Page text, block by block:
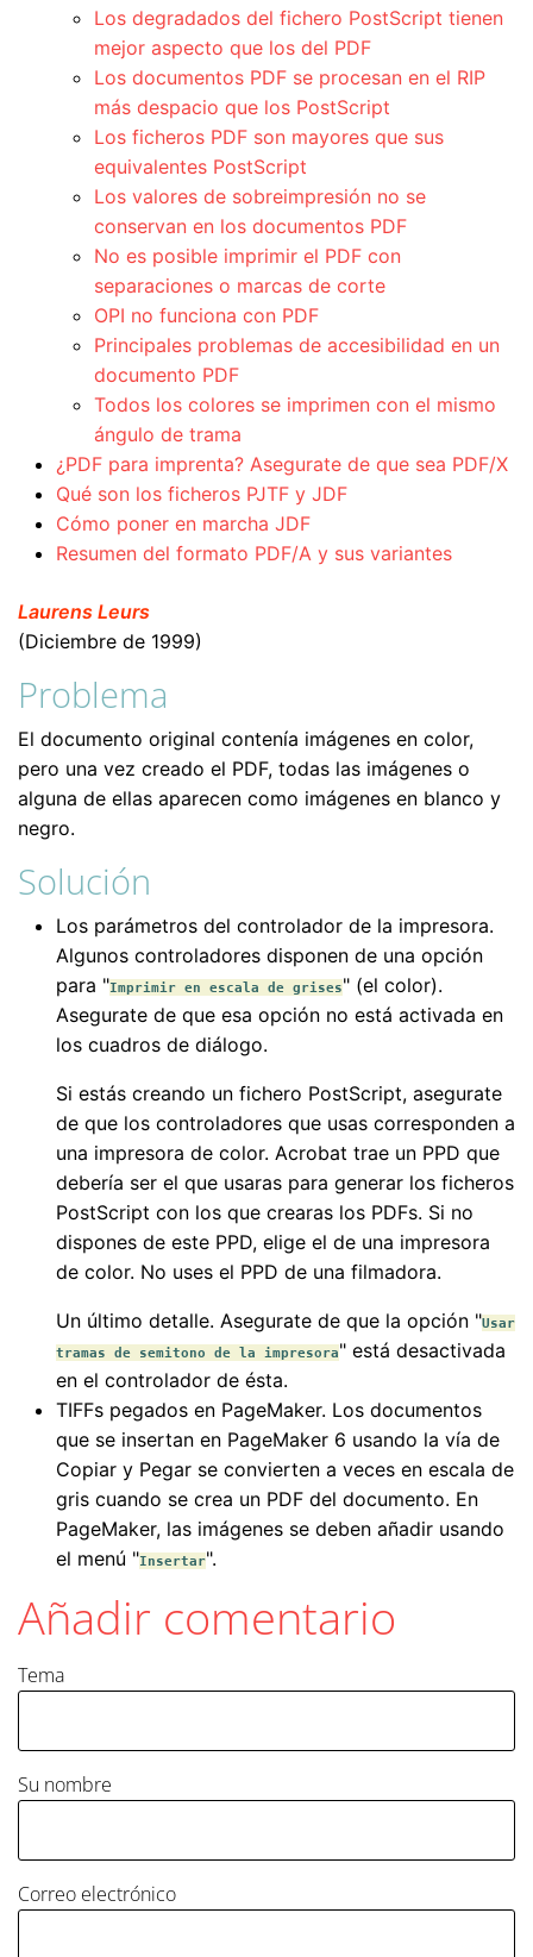
Los degradados del fichero PostScript tienen
mejor aspecto que los del PDF
Los documentos PDF se procesan en el RIP
más despacio que los PostScript
Los ficheros PDF son mayores que sus
equivalentes PostScript
Los valores de sobreimpresión no se
conservan en los documentos PDF
No es posible imprimir el PDF con
separaciones o marcas de corte
OPI no funciona con PDF
Principales problemas de accesibilidad en un
documento PDF
Todos los colores se imprimen con el mismo
ángulo de trama
¿PDF para imprenta? Asegurate de que sea PDF/X
Qué son los ficheros PJTF y JDF
Cómo poner en marcha JDF
Resumen del formato PDF/A y sus variantes
Laurens Leurs
(Diciembre de 1999)
Problema
El documento original contenía imágenes en color,
pero una vez creado el PDF, todas las imágenes o
alguna de ellas aparecen como imágenes en blanco y
negro.
Solución
Los parámetros del controlador de la impresora.
Algunos controladores disponen de una opción
para "Imprimir en escala de grises" (el color).
Asegurate de que esa opción no está activada en
los cuadros de diálogo.
Si estás creando un fichero PostScript, asegurate
de que los controladores que usas corresponden a
una impresora de color. Acrobat trae un PPD que
debería ser el que usaras para generar los ficheros
PostScript con los que crearas los PDFs. Si no
dispones de este PPD, elige el de una impresora
de color. No uses el PPD de una filmadora.
Un último detalle. Asegurate de que la opción "Usar
tramas de semitono de la impresora" está desactivada
en el controlador de ésta.
TIFFs pegados en PageMaker. Los documentos
que se insertan en PageMaker 6 usando la vía de
Copiar y Pegar se convierten a veces en escala de
gris cuando se crea un PDF del documento. En
PageMaker, las imágenes se deben añadir usando
el menú "Insertar".
Añadir comentario
Tema
Su nombre
Correo electrónico